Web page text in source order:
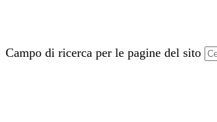
Campo di ricerca per le pagine del sito